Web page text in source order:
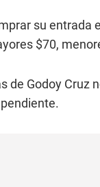
su entrada
$70,
de Godoy